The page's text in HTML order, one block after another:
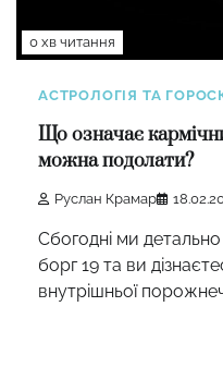
0 хв читання
АСТРОЛОГІЯ ТА
Що означає
можна подолати?
Руслан Крамар
Сбогодні ми
борг 19 та ви
внутрішньої